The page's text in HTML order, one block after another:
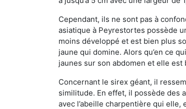
Cependant, ils ne sont pas à
asiatique à Peyrestortes possède
moins développé et est bien plus
jaune qui domine. Alors qu’en ce
jaunes sur son abdomen et elle est
Concernant le sirex géant, il
similitude. En effet, il possède des
avec l’abeille charpentière qui